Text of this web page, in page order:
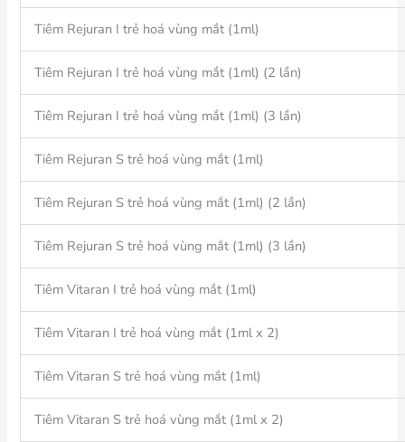
Tiêm Rejuran I trẻ hoá vùng mắt (1ml)
Tiêm Rejuran I trẻ hoá vùng mắt (1ml) (2 lần)
Tiêm Rejuran I trẻ hoá vùng mắt (1ml) (3 lần)
Tiêm Rejuran S trẻ hoá vùng mắt (1ml)
Tiêm Rejuran S trẻ hoá vùng mắt (1ml) (2 lần)
Tiêm Rejuran S trẻ hoá vùng mắt (1ml) (3 lần)
Tiêm Vitaran I trẻ hoá vùng mắt (1ml)
Tiêm Vitaran I trẻ hoá vùng mắt (1ml x 2)
Tiêm Vitaran S trẻ hoá vùng mắt (1ml)
Tiêm Vitaran S trẻ hoá vùng mắt (1ml x 2)